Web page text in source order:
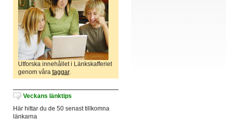
Utforska innehållet i Länkskafferiet
genom våra taggar.
Veckans länktips
Här hittar du de 50 senast tillkomna
länkarna